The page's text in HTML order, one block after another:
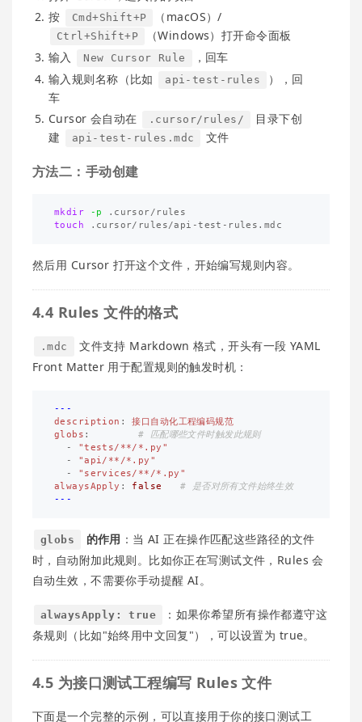
按
Cmd+Shift+P （macOS）/
Ctrl+Shift+P
（Windows）打开命令面板
输入
New Cursor Rule
，回车
输入规则名称（比如
api-test-rules
），回
车
Cursor 会自动在
.cursor/rules/
目录下创
建
api-test-rules.mdc 文件
方法二：手动创建
mkdir -p
touch
然后用 Cursor 打开这个文件，开始编写规则内容。
4.4 Rules 文件的格式
.mdc
文件支持 Markdown 格式，开头有一段 YAML
Front Matter 用于配置规则的触发时机：
---
description :
接口自动化工程编码规范
globs :
# 匹配哪些文件时触发此规则
-
"tests/**/*.py"
-
"api/**/*.py"
-
" services/**/*.py"
alwaysApply : false
# 是否对所有文件始终生效
---
globs 的作用 ：当 AI 正在操作匹配这些路径的文件
时，自动附加此规则。比如你正在写测试文件，Rules 会
自动生效，不需要你手动提醒 AI。
alwaysApply: true
：如果你希望所有操作都遵守这
条规则（比如"始终用中文回复"），可以设置为 true。
4.5 为接口测试工程编写 Rules 文件
下面是一个完整的示例，可以直接用于你的接口测试工